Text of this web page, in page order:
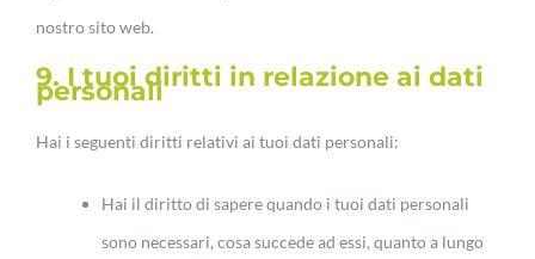
nostro sito web.
9. I tuoi diritti in relazione ai dati
personali
Hai i seguenti diritti relativi ai tuoi dati personali:
Hai il diritto di sapere quando i tuoi dati personali
sono necessari, cosa succede ad essi, quanto a lungo